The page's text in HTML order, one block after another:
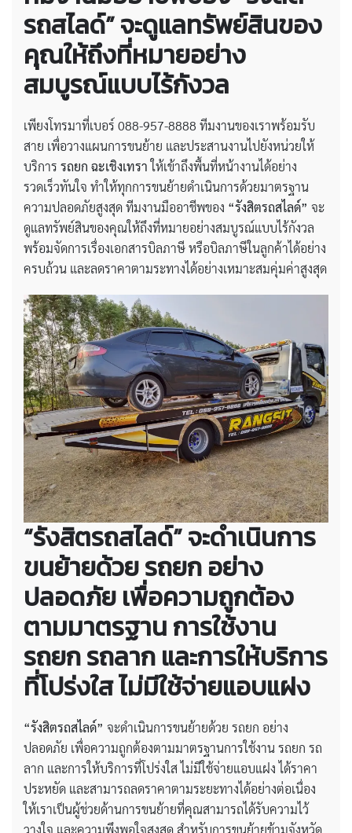
รถสไลด์” จะดูแลทรัพย์สินของ
คุณให้ถึงที่หมายอย่าง
สมบูรณ์แบบไร้กังวล
เพียงโทรมาที่เบอร์ 088-957-8888 ทีมงานของเราพร้อมรับ
สาย เพื่อวางแผนการขนย้าย และประสานงานไปยังหน่วยให้
บริการ รถยก ฉะเชิงเทราให้เข้าถึงพื้นที่หน้างานได้อย่าง
รวดเร็วทันใจ ทำให้ทุกการขนย้ายดำเนินการด้วยมาตรฐาน
ความปลอดภัยสูงสุด ทีมงานมืออาชีพของ “รังสิตรถสไลด์” จะ
ดูแลทรัพย์สินของคุณให้ถึงที่หมายอย่างสมบูรณ์แบบไร้กังวล
พร้อมจัดการเรื่องเอกสารบิลภาษี หรือบิลภาษีในลูกค้าได้อย่าง
ครบถ้วน และลดราคาตามระทางได้อย่างเหมาะสมคุ่มค่าสูงสุด
“รังสิตรถสไลด์” จะดำเนินการ
ขนย้ายด้วย รถยก อย่าง
ปลอดภัย เพื่อความถูกต้อง
ตามมาตรฐาน การใช้งาน
รถยก รถลาก และการให้บริการ
ที่โปร่งใส ไม่มีใช้จ่ายแอบแฝง
“รังสิตรถสไลด์” จะดำเนินการขนย้ายด้วย รถยก อย่าง
ปลอดภัย เพื่อความถูกต้องตามมาตรฐานการใช้งาน รถยก รถ
ลาก และการให้บริการที่โปร่งใส ไม่มีใช้จ่ายแอบแฝง ได้ราคา
ประหยัด และสามารถลดราคาตามระยะทางได้อย่างต่อเนื่อง
ให้เราเป็นผู้ช่วยด้านการขนย้ายที่คุณสามารถได้รับความไว้
วางใจ และความพึงพอใจสูงสุด สำหรับการขนย้ายข้ามจังหวัด